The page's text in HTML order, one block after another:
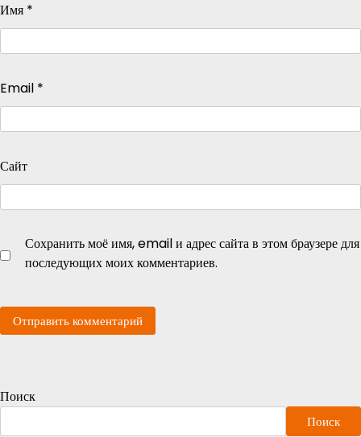
Имя *
Email *
Сайт
Сохранить моё имя, email и адрес сайта в этом браузере для
последующих моих комментариев.
Поиск
Поиск